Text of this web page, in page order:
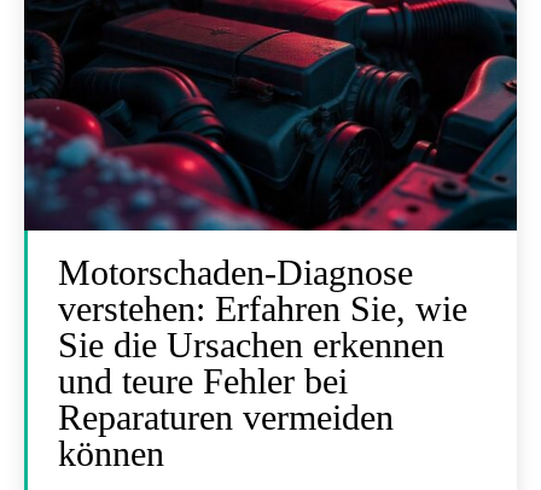
Motorschaden-Diagnose
verstehen: Erfahren Sie, wie
Sie die Ursachen erkennen
und teure Fehler bei
Reparaturen vermeiden
können